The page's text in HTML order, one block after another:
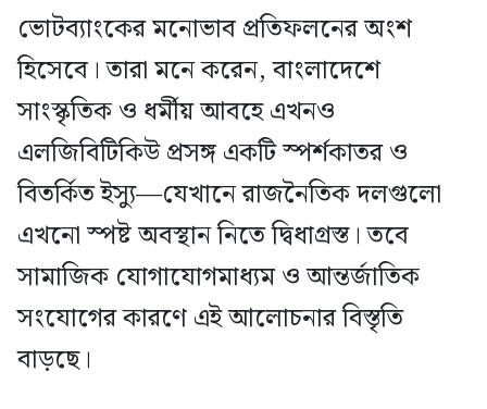
ভোটব্যাংকের মনোভাব প্রতিফলনের অংশ
হিসেবে। তারা মনে করেন, বাংলাদেশে
সাংস্কৃতিক ও ধর্মীয় আবহে এখনও
এলজিবিটিকিউ প্রসঙ্গ একটি স্পর্শকাতর ও
বিতর্কিত ইস্যু—যেখানে রাজনৈতিক দলগুলো
এখনো স্পষ্ট অবস্থান নিতে দ্বিধাগ্রস্ত। তবে
সামাজিক যোগাযোগমাধ্যম ও আন্তর্জাতিক
সংযোগের কারণে এই আলোচনার বিস্তৃতি
বাড়ছে।